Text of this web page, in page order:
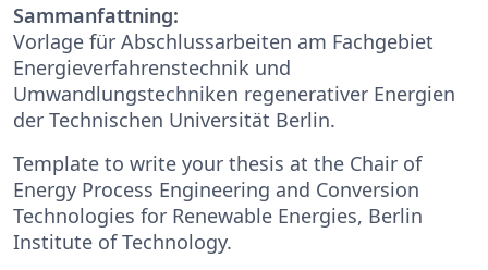
Sammanfattning:
Vorlage für Abschlussarbeiten am Fachgebiet
Energieverfahrenstechnik und
Umwandlungstechniken regenerativer Energien
der Technischen Universität Berlin.
Template to write your thesis at the Chair of
Energy Process Engineering and Conversion
Technologies for Renewable Energies, Berlin
Institute of Technology.